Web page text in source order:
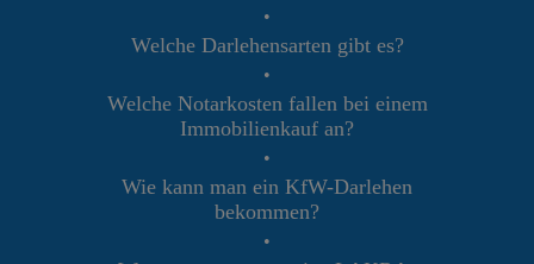
•
Welche Darlehensarten gibt es?
•
Welche Notarkosten fallen bei einem
Immobilienkauf an?
•
Wie kann man ein KfW-Darlehen
bekommen?
•